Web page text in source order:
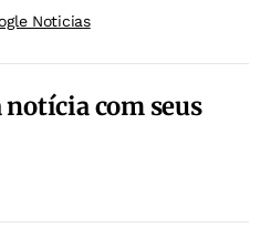
Noticias
com seus